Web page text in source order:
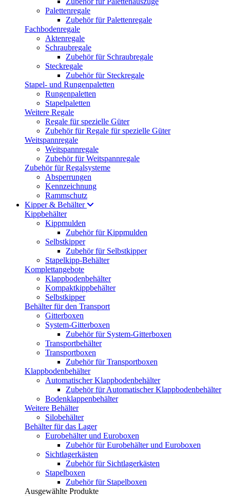
Palettenregale
Zubehör für Palettenregale
Fachbodenregale
Aktenregale
Schraubregale
Zubehör für Schraubregale
Steckregale
Zubehör für Steckregale
Stapel- und Rungenpaletten
Rungenpaletten
Stapelpaletten
Weitere Regale
Regale für spezielle Güter
Zubehör für Regale für spezielle Güter
Weitspannregale
Weitspannregale
Zubehör für Weitspannregale
Zubehör für Regalsysteme
Absperrungen
Kennzeichnung
Rammschutz
Kipper & Behälter
Kippbehälter
Kippmulden
Zubehör für Kippmulden
Selbstkipper
Zubehör für Selbstkipper
Stapelkipp-Behälter
Komplettangebote
Klappbodenbehälter
Kompaktkippbehälter
Selbstkipper
Behälter für den Transport
Gitterboxen
System-Gitterboxen
Zubehör für System-Gitterboxen
Transportbehälter
Transportboxen
Zubehör für Transportboxen
Klappbodenbehälter
Automatischer Klappbodenbehälter
Zubehör für Automatischer Klappbodenbehälter
Bodenklappenbehälter
Weitere Behälter
Silobehälter
Behälter für das Lager
Eurobehälter und Euroboxen
Zubehör für Eurobehälter und Euroboxen
Sichtlagerkästen
Zubehör für Sichtlagerkästen
Stapelboxen
Zubehör für Stapelboxen
Ausgewählte Produkte